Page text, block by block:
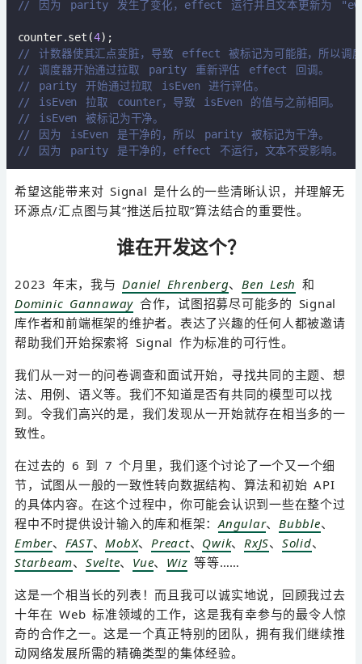
// 因为 parity 发生了变化，effect 运行并且文本更新为
counter.set(4
// 计数器使其汇点变脏，导致 effect 被标记为可能脏，所以
// 调度器开始通过拉取 parity 重新评估 effect 回调。
// parity 开始通过拉取 isEven 进行评估。
// isEven 拉取 counter，导致 isEven 的值与之前相同。
// isEven 被标记为干净。
// 因为 isEven 是干净的，所以 parity 被标记为干净。
// 因为 parity 是干净的，effect 不运行，文本不受影响。
希望这能带来对 Signal 是什么的一些清晰认识，并理解无
环源点/汇点图与其“推送后拉取”算法结合的重要性。
谁在开发这个？
2023 年末，我与 Daniel Ehrenberg、 Ben Lesh 和
Dominic Gannaway 合作，试图招募尽可能多的 Signal
库作者和前端框架的维护者。表达了兴趣的任何人都被邀请
帮助我们开始探索将 Signal 作为标准的可行性。
我们从一对一的问卷调查和面试开始，寻找共同的主题、想
法、用例、语义等。我们不知道是否有共同的模型可以找
到。令我们高兴的是，我们发现从一开始就存在相当多的一
致性。
在过去的 6 到 7 个月里，我们逐个讨论了一个又一个细
节，试图从一般的一致性转向数据结构、算法和初始 API
的具体内容。在这个过程中，你可能会认识到一些在整个过
程中不时提供设计输入的库和框架： Angular、 Bubble、
Ember、 FAST、 MobX、 Preact、 Qwik、 RxJS、 Solid、
Starbeam、 Svelte、 Vue、 Wiz 等等……
这是一个相当长的列表！而且我可以诚实地说，回顾我过去
十年在 Web 标准领域的工作，这是我有幸参与的最令人惊
奇的合作之一。这是一个真正特别的团队，拥有我们继续推
动网络发展所需的精确类型的集体经验。